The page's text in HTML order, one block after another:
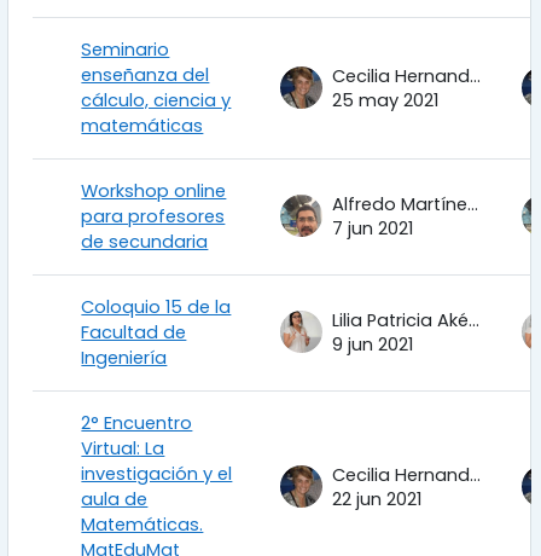
Seminario
enseñanza del
cálculo, ciencia y
matemáticas
Cecilia Hernandez Garciadiego
25 may 2021
Workshop online
para profesores
de secundaria
Alfredo Martínez Uribe
7 jun 2021
Coloquio 15 de la
Facultad de
Ingeniería
Lilia Patricia Aké Tec
9 jun 2021
2° Encuentro
Virtual: La
investigación y el
aula de
Matemáticas.
MatEduMat
Cecilia Hernandez Garciadiego
22 jun 2021